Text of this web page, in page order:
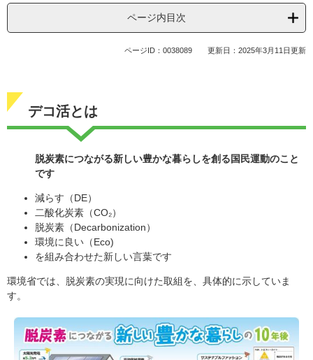
ページ内目次
ページID：0038089 更新日：2025年3月11日更新
デコ活とは
脱炭素につながる新しい豊かな暮らしを創る国民運動のこと
です
減らす（DE）
二酸化炭素（CO₂）
脱炭素（Decarbonization）
環境に良い（Eco)
を組み合わせた新しい言葉です
環境省では、脱炭素の実現に向けた取組を、具体的に示していま
す。